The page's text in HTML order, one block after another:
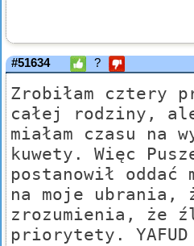
#51634 ?
Zrobiłam cztery
całej rodziny,
miałam czasu na
kuwety. Więc
postanowił oddać
na moje ubrania,
zrozumienia, że
priorytety. YAFUD